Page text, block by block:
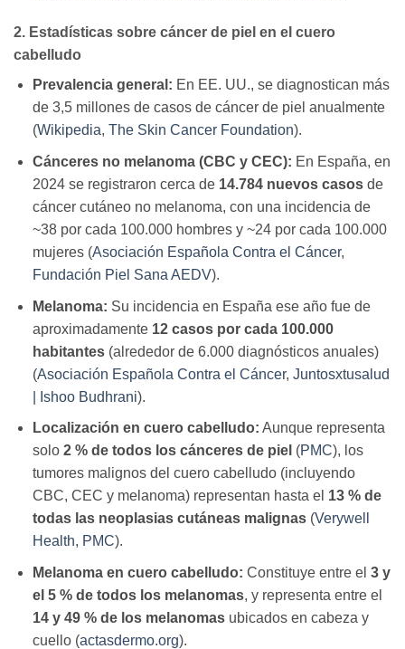
2. Estadísticas sobre cáncer de piel en el cuero
cabelludo
Prevalencia general: En EE. UU., se diagnostican más
de 3,5 millones de casos de cáncer de piel anualmente
(Wikipedia, The Skin Cancer Foundation).
Cánceres no melanoma (CBC y CEC): En España, en
2024 se registraron cerca de 14.784 nuevos casosde
cáncer cutáneo no melanoma, con una incidencia de
~38 por cada 100.000 hombres y ~24 por cada 100.000
mujeres (Asociación Española Contra el Cáncer,
Fundación Piel Sana AEDV).
Melanoma: Su incidencia en España ese año fue de
aproximadamente 12 casos por cada 100.000
habitantes(alrededor de 6.000 diagnósticos anuales)
(Asociación Española Contra el Cáncer, Juntosxtusalud
| Ishoo Budhrani).
Localización en cuero cabelludo: Aunque representa
solo 2 % de todos los cánceres de piel (PMC), los
tumores malignos del cuero cabelludo (incluyendo
CBC, CEC y melanoma) representan hasta el 13 % de
todas las neoplasias cutáneas malignas(Verywell
Health, PMC).
Melanoma en cuero cabelludo: Constituye entre el 3 y
el 5 % de todos los melanomas, y representa entre el
14 y 49 % de los melanomasubicados en cabeza y
cuello (actasdermo.org).